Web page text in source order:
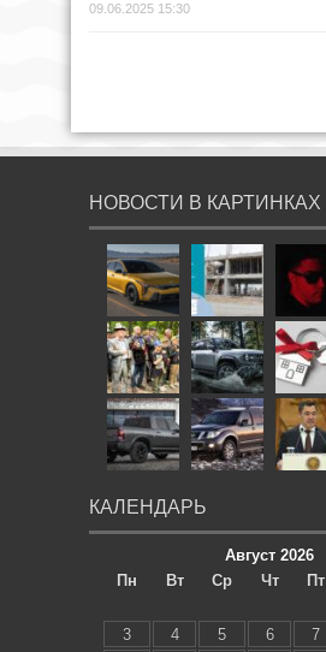
09.06.2025 15:30
НОВОСТИ В КАРТИНКАХ
КАЛЕНДАРЬ
Август 2026
Пн
Вт Ср Чт Пт
3
4 5 6 7